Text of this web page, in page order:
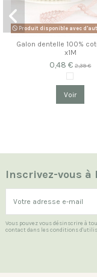
Produit disponible avec
Galon dentelle 100%
x1M
0,48 €2,39 €
Voir
Inscrivez-vous
Vous pouvez vous désinscrire à
contact dans les conditions